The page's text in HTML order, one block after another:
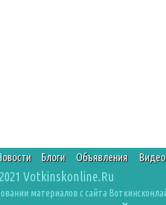
Блоги Объявления
Votkinskonline.Ru
материалов с сайта